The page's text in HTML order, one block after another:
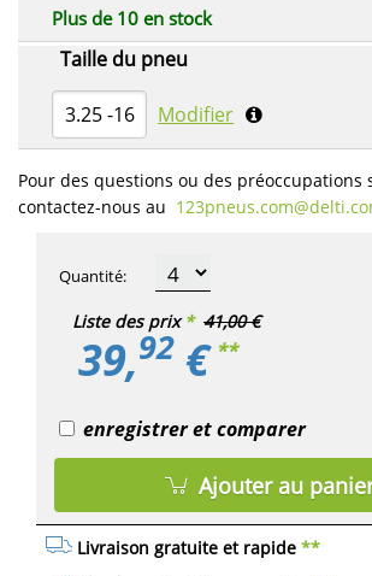
Taille du pneu
3.25 -16 Modifier
Plus de 10 en stock
Pour des questions ou des préoccupations
contactez-nous au
Liste des prix * 41,00 €
39,92 € **
Livraison gratuite et rapide **
Quantité:
enregistrer et comparer
Ajouter au